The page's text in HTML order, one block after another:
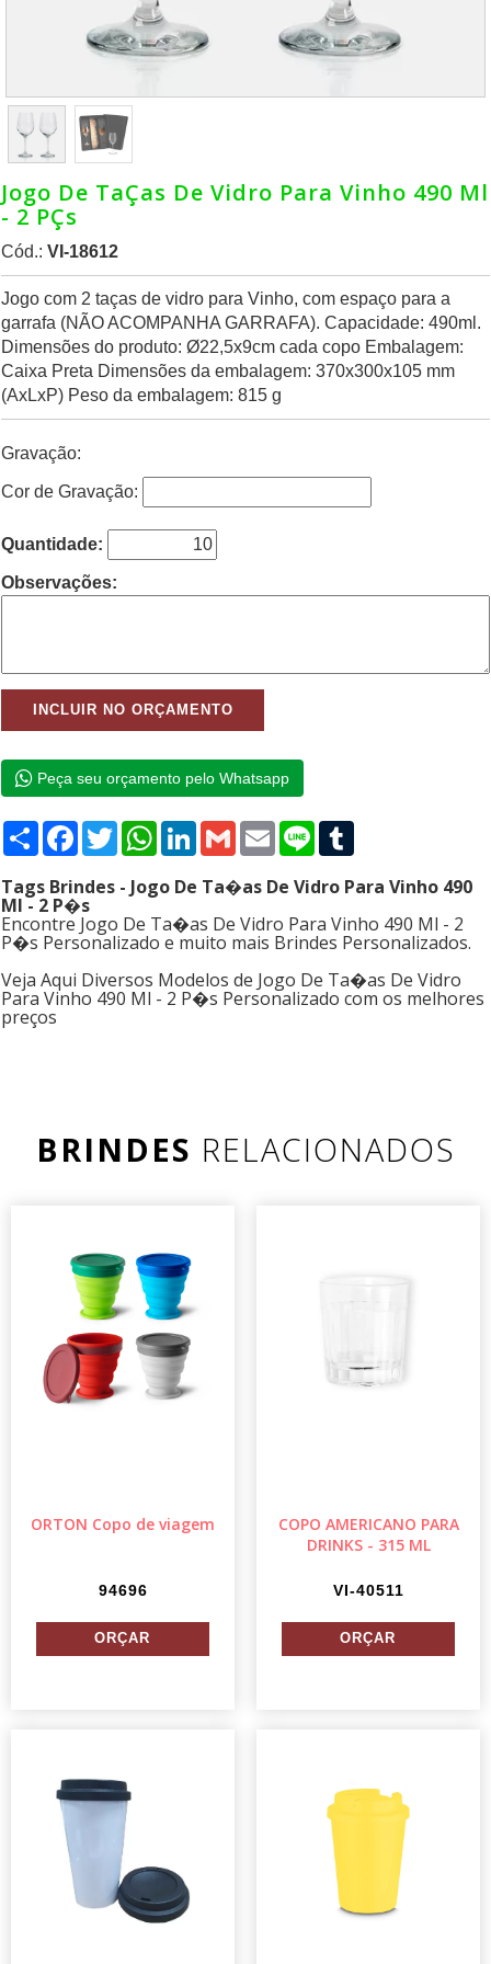
Jogo De TaÇas De Vidro Para Vinho 490 Ml
- 2 PÇs
Cód.: VI-18612
Jogo com 2 taças de vidro para Vinho, com espaço para a
garrafa (NÃO ACOMPANHA GARRAFA). Capacidade: 490ml.
Dimensões do produto: Ø22,5x9cm cada copo Embalagem:
Caixa Preta Dimensões da embalagem: 370x300x105 mm
(AxLxP) Peso da embalagem: 815 g
Gravação:
Cor de Gravação:
Quantidade:
Observações:
Peça seu orçamento pelo Whatsapp
Compartilhar
Facebook
TwitterWhatsApp
LinkedIn
GmailEmailLine
Tags Brindes - Jogo De Ta�as De Vidro Para Vinho 490
Ml - 2 P�s
Encontre Jogo De Ta�as De Vidro Para Vinho 490 Ml - 2
P�s Personalizado e muito mais Brindes Personalizados.
Veja Aqui Diversos Modelos de Jogo De Ta�as De Vidro
Para Vinho 490 Ml - 2 P�s Personalizado com os melhores
preços
BRINDES RELACIONADOS
ORTON Copo de viagem
94696
COPO AMERICANO PARA
DRINKS - 315 ML
VI-40511